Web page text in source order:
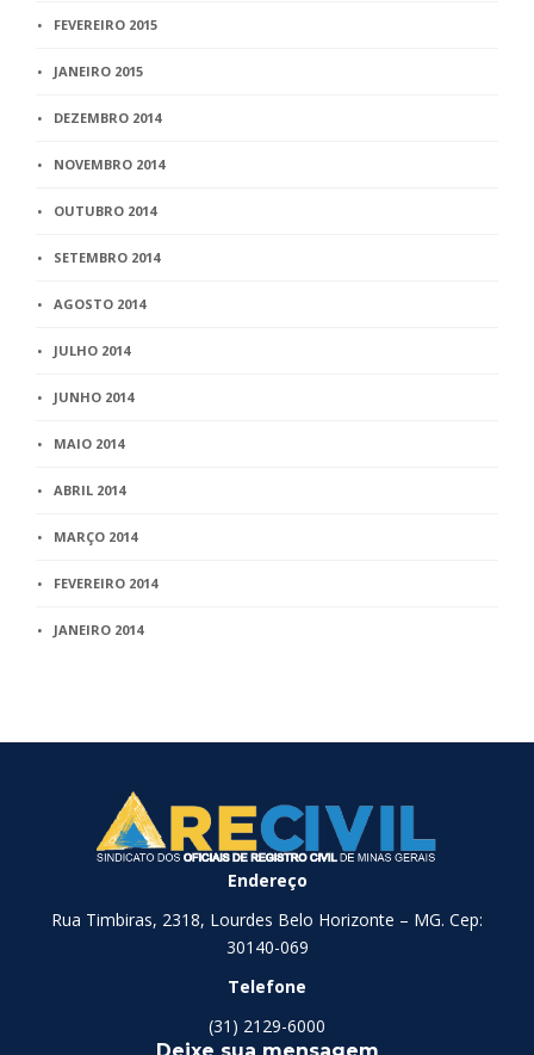
FEVEREIRO 2015
JANEIRO 2015
DEZEMBRO 2014
NOVEMBRO 2014
OUTUBRO 2014
SETEMBRO 2014
AGOSTO 2014
JULHO 2014
JUNHO 2014
MAIO 2014
ABRIL 2014
MARÇO 2014
FEVEREIRO 2014
JANEIRO 2014
Endereço
Rua Timbiras, 2318, Lourdes Belo Horizonte – MG. Cep:
30140-069
Telefone
(31) 2129-6000